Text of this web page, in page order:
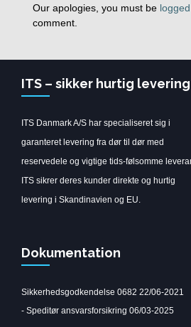
Our apologies, you must be
comment.
ITS – sikker hurtig levering
ITS Danmark A/S har specialiseret sig i
garanteret levering fra dør til dør med
reservedele og vigtige tids-følsomme
ITS sikrer deres kunder direkte og hurtig
levering i Skandinavien og EU.
Dokumentation
Sikkerhedsgodkendelse 0682 22/06-2021
- Speditør ansvarsforsikring 06/03-2025